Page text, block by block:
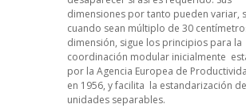
dimensiones por tanto pueden variar,
cuando sean múltiplo de 30
dimensión, sigue los principios para la
coordinación modular inicialmente
por la Agencia Europea de
en 1956, y facilita la estandarización
unidades separables.